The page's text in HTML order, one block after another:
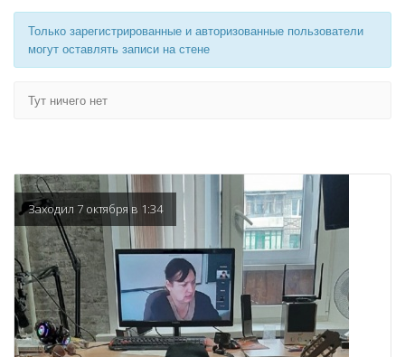
Только зарегистрированные и авторизованные пользователи
могут оставлять записи на стене
Тут ничего нет
Заходил 7 октября в 1:34